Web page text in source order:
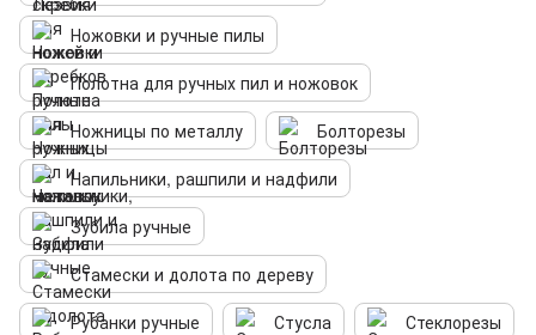
Ножовки и ручные пилы
Полотна для ручных пил и ножовок
Ножницы по металлу
Болторезы
Напильники, рашпили и надфили
Зубила ручные
Стамески и долота по дереву
Рубанки ручные
Стусла
Стеклорезы